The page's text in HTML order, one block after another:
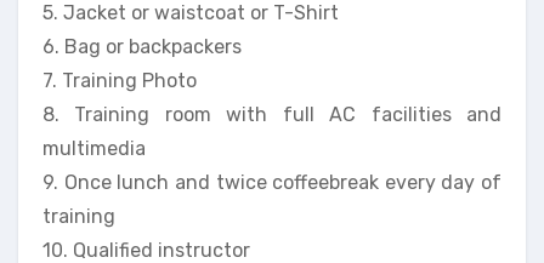
5. Jacket or waistcoat or T-Shirt
6. Bag or backpackers
7. Training Photo
8. Training room with full AC facilities and
multimedia
9. Once lunch and twice coffeebreak every day of
training
10. Qualified instructor